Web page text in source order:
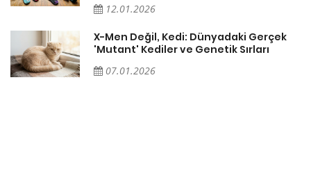
12.01.2026
X-Men Değil, Kedi: Dünyadaki Gerçek
'Mutant' Kediler ve Genetik Sırları
07.01.2026